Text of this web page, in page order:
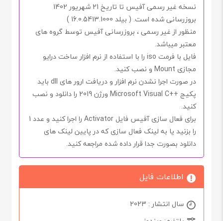
نسخه غیر رسمی آفیس تا تاریخ 21 شهریور1402
بروزرسانی شده است. ( بیلد 16.0.5413.1000
)
منظور از غیر رسمی ، بروزرسانی آفیس توسط گروه های
معتبرمیباشد.
فایل با فرمت iso را با استفاده از نرم افزارساخت درایو
مجازی Mount و نصب کنید.
در صورت اجرا نشدن نرم افزار و دریافت ارور های dll باید
پکیج ++Microsoft Visual C ورژن2019 را دانلود و نصب
کنید.
برای فعال سازی آفیس فایلActivator را اجرا کنید و عدد 1
را بزنید یا به لینک فعال سازی که در پایین لینک های
دانلود بصورت جدا قرار داده شده مراجعه کنید.
اطلاعات فایل
سال انتشار : 2023